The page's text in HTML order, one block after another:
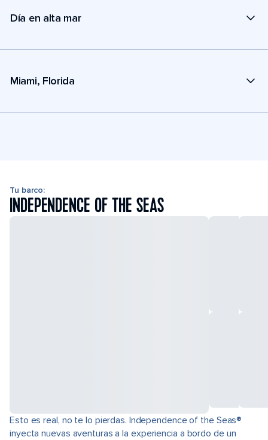
Día en alta mar
Miami, Florida
Tu barco:
INDEPENDENCE OF THE SEAS
Esto es real, no te lo pierdas. Independence of the Seas®
inyecta nuevas aventuras a la experiencia a bordo de un